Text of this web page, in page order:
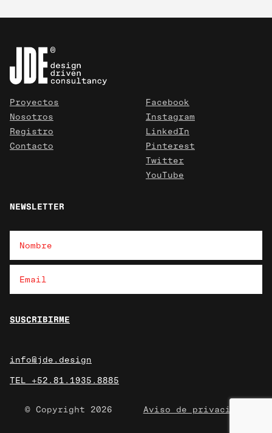
Proyectos
Nosotros
Registro
Contacto
Facebook
Instagram
LinkedIn
Pinterest
Twitter
YouTube
NEWSLETTER
info@jde.design
TEL +52.81.1935.8885
© Copyright 2026 Aviso de privacidad